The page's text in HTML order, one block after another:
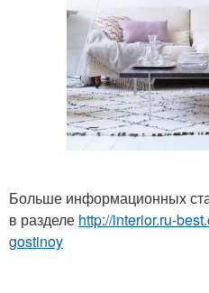
Больше информационных
в разделе http://interior.ru-
gostinoy